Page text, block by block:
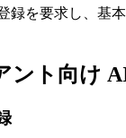
録を要求し、基
ント向け